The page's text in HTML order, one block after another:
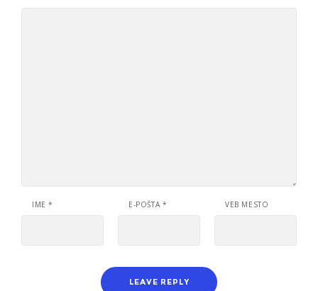
IME* E-POŠTA * VEB MESTO